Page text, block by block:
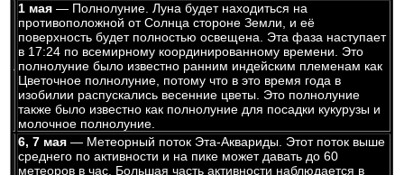
1 мая— Полнолуние. Луна будет находиться на
противоположной от Солнца стороне Земли, и её
поверхность будет полностью освещена. Эта фаза наступает
в 17:24 по всемирному координированному времени. Это
полнолуние было известно ранним индейским племенам как
Цветочное полнолуние, потому что в это время года в
изобилии распускались весенние цветы. Это полнолуние
также было известно как полнолуние для посадки кукурузы и
молочное полнолуние.
6, 7 мая— Метеорный поток Эта-Аквариды. Этот поток выше
среднего по активности и на пике может давать до 60
метеоров в час. Большая часть активности наблюдается в